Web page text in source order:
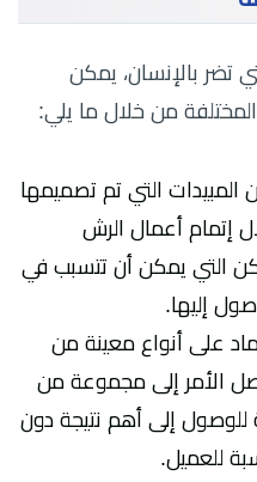
تضر بالإنسان، يمكن
من خلال ما يلي:
التي تم تصميمها
إتمام أعمال الرش
التي يمكن أن تتسبب في
إليها.
على أنواع معينة من
الأمر إلى مجموعة من
للوصول إلى أهم نتيجة دون
للعميل.